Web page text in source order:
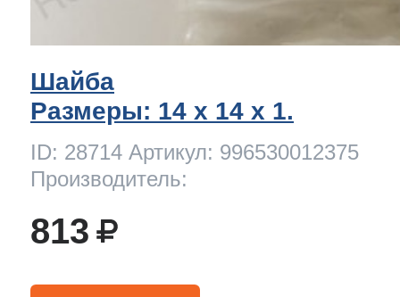
Шайба
Размеры: 14 x 14 х 1.
ID: 28714 Артикул: 996530012375
Производитель:
813